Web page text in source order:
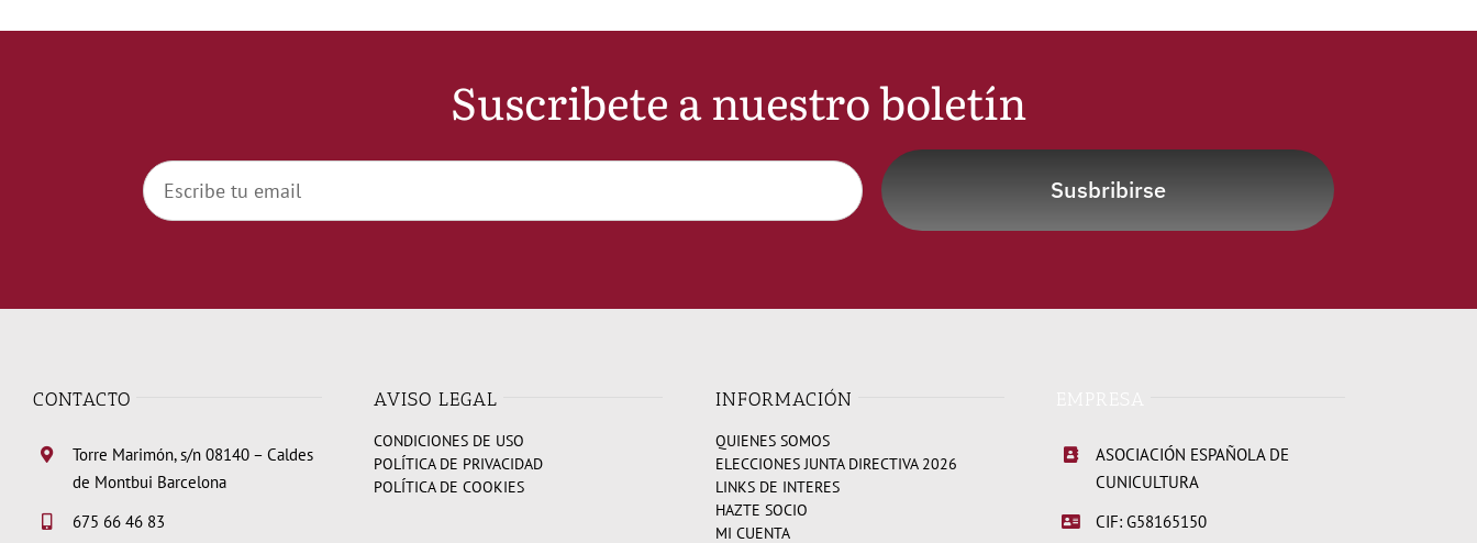
Suscribete a nuestro boletín
Susbribirse
CONTACTO
Torre Marimón, s/n 08140 – Caldes
de Montbui Barcelona
675 66 46 83
AVISO LEGAL
CONDICIONES DE USO
POLÍTICA DE PRIVACIDAD
POLÍTICA DE COOKIES
INFORMACIÓN
QUIENES SOMOS
ELECCIONES JUNTA DIRECTIVA 2026
LINKS DE INTERES
HAZTE SOCIO
MI CUENTA
ASOCIACIÓN ESPAÑOLA DE
CUNICULTURA
CIF: G58165150